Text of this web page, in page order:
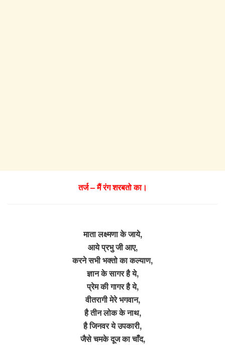
तर्ज – मैं रंग शरबतो का।
माता लक्ष्मणा के जाये,
आये प्रभु जी आए,
करने सभी भक्तो का कल्याण,
ज्ञान के सागर है ये,
प्रेम की गागर है ये,
वीतरागी मेरे भगवान,
है तीन लोक के नाथ,
है जिनवर ये उपकारी,
जैसे चमके दूज का चाँद,